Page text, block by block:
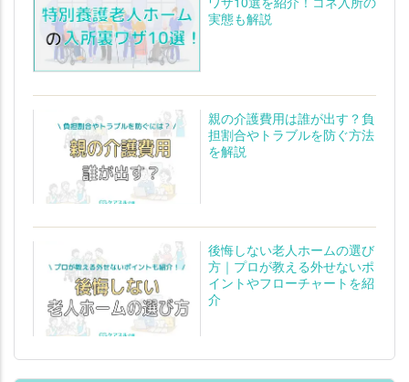
実態も解説
親の介護費用は誰が出す？負
担割合やトラブルを防ぐ方法
を解説
後悔しない老人ホームの選び
方｜プロが教える外せないポ
イントやフローチャートを紹
介